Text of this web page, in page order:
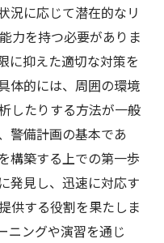
況に応じて潜在的なリ
力を持つ必要がありま
に抑えた適切な対策を
体的には、周囲の環境
したりする方法が一般
警備計画の基本であ
構築する上での第一歩
発見し、迅速に対応す
供する役割を果たしま
ニングや演習を通じ